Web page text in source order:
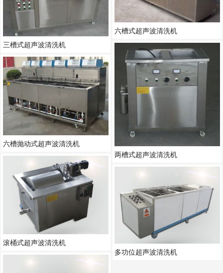
三槽式超声波清洗机
六槽抛动式超声波清洗机
滚桶式超声波清洗机
六槽式超声波清洗机
两槽式超声波清洗机
多功位超声波清洗机